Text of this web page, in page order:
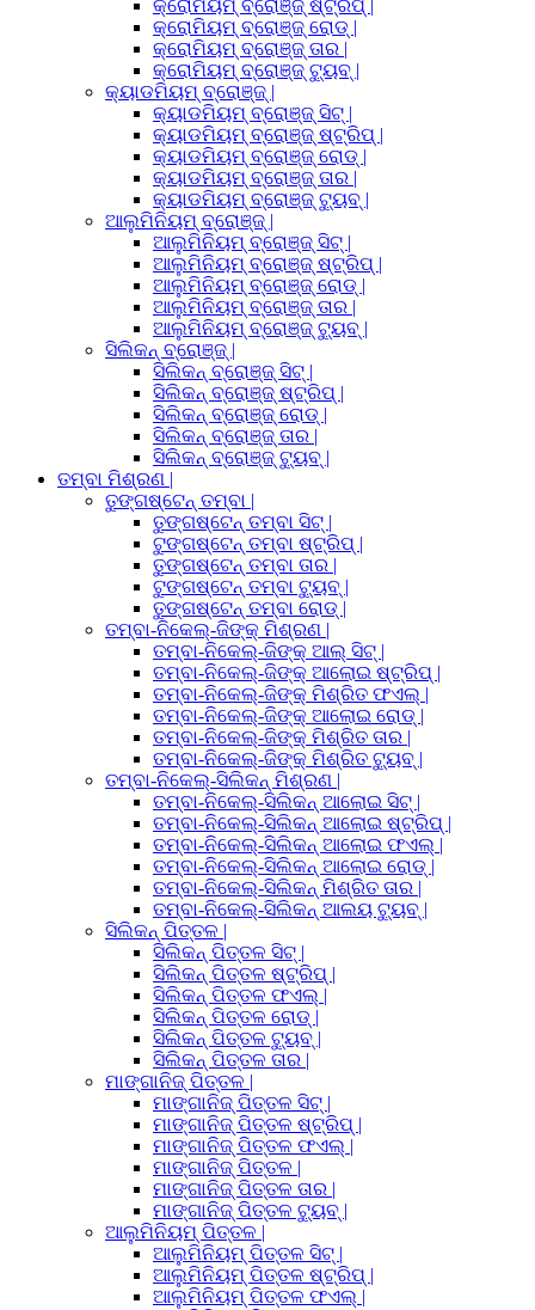
କ୍ରୋମିୟମ୍ ବ୍ରୋଞ୍ଜ୍ ଷ୍ଟ୍ରିପ୍ |
କ୍ରୋମିୟମ୍ ବ୍ରୋଞ୍ଜ୍ ରୋଡ୍ |
କ୍ରୋମିୟମ୍ ବ୍ରୋଞ୍ଜ୍ ତାର |
କ୍ରୋମିୟମ୍ ବ୍ରୋଞ୍ଜ୍ ଟ୍ୟୁବ୍ |
କ୍ୟାଡମିୟମ୍ ବ୍ରୋଞ୍ଜ୍ |
କ୍ୟାଡମିୟମ୍ ବ୍ରୋଞ୍ଜ୍ ସିଟ୍ |
କ୍ୟାଡମିୟମ୍ ବ୍ରୋଞ୍ଜ୍ ଷ୍ଟ୍ରିପ୍ |
କ୍ୟାଡମିୟମ୍ ବ୍ରୋଞ୍ଜ୍ ରୋଡ୍ |
କ୍ୟାଡମିୟମ୍ ବ୍ରୋଞ୍ଜ୍ ତାର |
କ୍ୟାଡମିୟମ୍ ବ୍ରୋଞ୍ଜ୍ ଟ୍ୟୁବ୍ |
ଆଲୁମିନିୟମ୍ ବ୍ରୋଞ୍ଜ୍ |
ଆଲୁମିନିୟମ୍ ବ୍ରୋଞ୍ଜ୍ ସିଟ୍ |
ଆଲୁମିନିୟମ୍ ବ୍ରୋଞ୍ଜ୍ ଷ୍ଟ୍ରିପ୍ |
ଆଲୁମିନିୟମ୍ ବ୍ରୋଞ୍ଜ୍ ରୋଡ୍ |
ଆଲୁମିନିୟମ୍ ବ୍ରୋଞ୍ଜ୍ ତାର |
ଆଲୁମିନିୟମ୍ ବ୍ରୋଞ୍ଜ୍ ଟ୍ୟୁବ୍ |
ସିଲିକନ୍ ବ୍ରୋଞ୍ଜ୍ |
ସିଲିକନ୍ ବ୍ରୋଞ୍ଜ୍ ସିଟ୍ |
ସିଲିକନ୍ ବ୍ରୋଞ୍ଜ୍ ଷ୍ଟ୍ରିପ୍ |
ସିଲିକନ୍ ବ୍ରୋଞ୍ଜ୍ ରୋଡ୍ |
ସିଲିକନ୍ ବ୍ରୋଞ୍ଜ୍ ତାର |
ସିଲିକନ୍ ବ୍ରୋଞ୍ଜ୍ ଟ୍ୟୁବ୍ |
ତମ୍ବା ମିଶ୍ରଣ |
ତୁଙ୍ଗଷ୍ଟେନ୍ ତମ୍ବା |
ତୁଙ୍ଗଷ୍ଟେନ୍ ତମ୍ବା ସିଟ୍ |
ଟୁଙ୍ଗଷ୍ଟେନ୍ ତମ୍ବା ଷ୍ଟ୍ରିପ୍ |
ତୁଙ୍ଗଷ୍ଟେନ୍ ତମ୍ବା ତାର |
ଟୁଙ୍ଗଷ୍ଟେନ୍ ତମ୍ବା ଟ୍ୟୁବ୍ |
ତୁଙ୍ଗଷ୍ଟେନ୍ ତମ୍ବା ରୋଡ୍ |
ତମ୍ବା-ନିକେଲ୍-ଜିଙ୍କ୍ ମିଶ୍ରଣ |
ତମ୍ବା-ନିକେଲ୍-ଜିଙ୍କ୍ ଆଲ୍ ସିଟ୍ |
ତମ୍ବା-ନିକେଲ୍-ଜିଙ୍କ୍ ଆଲୋଇ ଷ୍ଟ୍ରିପ୍ |
ତମ୍ବା-ନିକେଲ୍-ଜିଙ୍କ୍ ମିଶ୍ରିତ ଫଏଲ୍ |
ତମ୍ବା-ନିକେଲ୍-ଜିଙ୍କ୍ ଆଲୋଇ ରୋଡ୍ |
ତମ୍ବା-ନିକେଲ୍-ଜିଙ୍କ୍ ମିଶ୍ରିତ ତାର |
ତମ୍ବା-ନିକେଲ୍-ଜିଙ୍କ୍ ମିଶ୍ରିତ ଟ୍ୟୁବ୍ |
ତମ୍ବା-ନିକେଲ୍-ସିଲିକନ୍ ମିଶ୍ରଣ |
ତମ୍ବା-ନିକେଲ୍-ସିଲିକନ୍ ଆଲୋଇ ସିଟ୍ |
ତମ୍ବା-ନିକେଲ୍-ସିଲିକନ୍ ଆଲୋଇ ଷ୍ଟ୍ରିପ୍ |
ତମ୍ବା-ନିକେଲ୍-ସିଲିକନ୍ ଆଲୋଇ ଫଏଲ୍ |
ତମ୍ବା-ନିକେଲ୍-ସିଲିକନ୍ ଆଲୋଇ ରୋଡ୍ |
ତମ୍ବା-ନିକେଲ୍-ସିଲିକନ୍ ମିଶ୍ରିତ ତାର |
ତମ୍ବା-ନିକେଲ୍-ସିଲିକନ୍ ଆଲୟ ଟ୍ୟୁବ୍ |
ସିଲିକନ୍ ପିତ୍ତଳ |
ସିଲିକନ୍ ପିତ୍ତଳ ସିଟ୍ |
ସିଲିକନ୍ ପିତ୍ତଳ ଷ୍ଟ୍ରିପ୍ |
ସିଲିକନ୍ ପିତ୍ତଳ ଫଏଲ୍ |
ସିଲିକନ୍ ପିତ୍ତଳ ରୋଡ୍ |
ସିଲିକନ୍ ପିତ୍ତଳ ଟ୍ୟୁବ୍ |
ସିଲିକନ୍ ପିତ୍ତଳ ତାର |
ମାଙ୍ଗାନିଜ୍ ପିତ୍ତଳ |
ମାଙ୍ଗାନିଜ୍ ପିତ୍ତଳ ସିଟ୍ |
ମାଙ୍ଗାନିଜ୍ ପିତ୍ତଳ ଷ୍ଟ୍ରିପ୍ |
ମାଙ୍ଗାନିଜ୍ ପିତ୍ତଳ ଫଏଲ୍ |
ମାଙ୍ଗାନିଜ୍ ପିତ୍ତଳ |
ମାଙ୍ଗାନିଜ୍ ପିତ୍ତଳ ତାର |
ମାଙ୍ଗାନିଜ୍ ପିତ୍ତଳ ଟ୍ୟୁବ୍ |
ଆଲୁମିନିୟମ୍ ପିତ୍ତଳ |
ଆଲୁମିନିୟମ୍ ପିତ୍ତଳ ସିଟ୍ |
ଆଲୁମିନିୟମ୍ ପିତ୍ତଳ ଷ୍ଟ୍ରିପ୍ |
ଆଲୁମିନିୟମ୍ ପିତ୍ତଳ ଫଏଲ୍ |